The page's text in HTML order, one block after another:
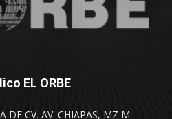
EL ORBE
DE CV. AV. CHIAPAS, MZ M